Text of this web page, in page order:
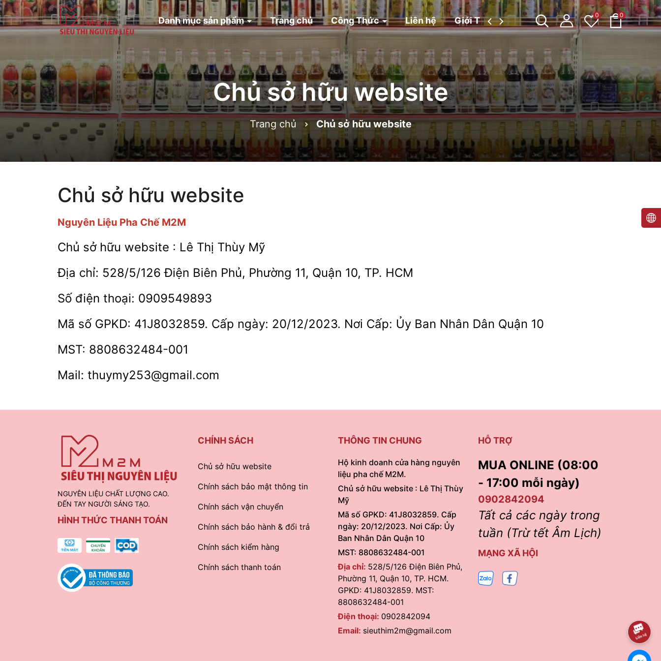
Danh mục sản phẩm Trang chủ Công Thức Liên hệ Giới Thiệu Tin tức 0 0
Chủ sở hữu website
Trang chủ Chủ sở hữu website
Chủ sở hữu website
Nguyên Liệu Pha Chế M2M
Chủ sở hữu website : Lê Thị Thùy Mỹ
Địa chỉ: 528/5/126 Điện Biên Phủ, Phường 11, Quận 10, TP. HCM
Số điện thoại: 0909549893
Mã số GPKD: 41J8032859. Cấp ngày: 20/12/2023. Nơi Cấp: Ủy Ban Nhân Dân Quận 10
MST: 8808632484-001
Mail: thuymy253@gmail.com
NGUYÊN LIỆU CHẤT LƯỢNG CAO.
ĐẾN TAY NGƯỜI SÁNG TẠO.
HÌNH THỨC THANH TOÁN
CHÍNH SÁCH
Chủ sở hữu website
Chính sách bảo mật thông tin
Chính sách vận chuyển
Chính sách bảo hành & đổi trả
Chính sách kiểm hàng
Chính sách thanh toán
THÔNG TIN CHUNG
Hộ kinh doanh cửa hàng nguyên
liệu pha chế M2M.
Chủ sở hữu website : Lê Thị Thùy
Mỹ
Mã số GPKD: 41J8032859. Cấp
ngày: 20/12/2023. Nơi Cấp: Ủy
Ban Nhân Dân Quận 10
MST: 8808632484-001
Địa chỉ: 528/5/126 Điện Biên Phủ,
Phường 11, Quận 10, TP. HCM.
GPKD: 41J8032859. MST:
8808632484-001
Điện thoại: 0902842094
Email: sieuthim2m@gmail.com
HỖ TRỢ
MUA ONLINE (08:00
- 17:00 mỗi ngày)
0902842094
Tất cả các ngày trong
tuần (Trừ tết Âm Lịch)
MẠNG XÃ HỘI